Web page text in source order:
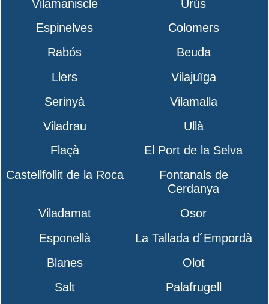
Vilamaniscle
Urús
Espinelves
Colomers
Rabós
Beuda
Llers
Vilajuïga
Serinyà
Vilamalla
Viladrau
Ullà
Flaçà
El Port de la Selva
Castellfollit de la Roca
Fontanals de
Cerdanya
Viladamat
Osor
Esponellà
La Tallada d´Empordà
Blanes
Olot
Salt
Palafrugell